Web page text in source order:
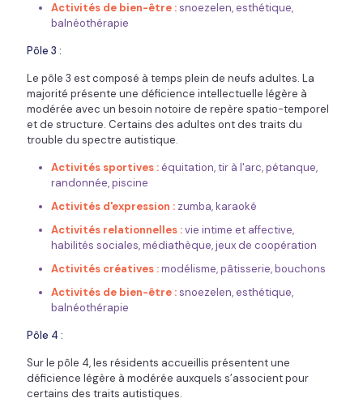
Activités de bien-être :snoezelen, esthétique,
balnéothérapie
Pôle 3 :
Le pôle 3 est composé à temps plein de neufs adultes. La
majorité présente une déficience intellectuelle légère à
modérée avec un besoin notoire de repère spatio-temporel
et de structure. Certains des adultes ont des traits du
trouble du spectre autistique.
Activités sportives :équitation, tir à l'arc, pétanque,
randonnée, piscine
Activités d'expression : zumba, karaoké
Activités relationnelles :vie intime et affective,
habilités sociales, médiathèque, jeux de coopération
Activités créatives :modélisme, pâtisserie, bouchons
Activités de bien-être :snoezelen, esthétique,
balnéothérapie
Pôle 4 :
Sur le pôle 4, les résidents accueillis présentent une
déficience légère à modérée auxquels s’associent pour
certains des traits autistiques.